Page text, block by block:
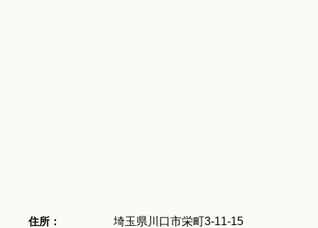
住所： 埼玉県川口市栄町3-11-15